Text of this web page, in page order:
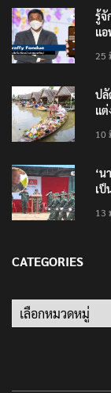
รู้จั
แอ
25
ปลั
แต่
10
‘น
เ
13
CATEGORIES
Categories